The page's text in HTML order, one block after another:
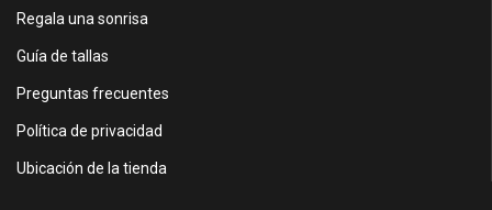
Regala una sonrisa
Guía de tallas
Preguntas frecuentes
Política de privacidad
Ubicación de la tienda